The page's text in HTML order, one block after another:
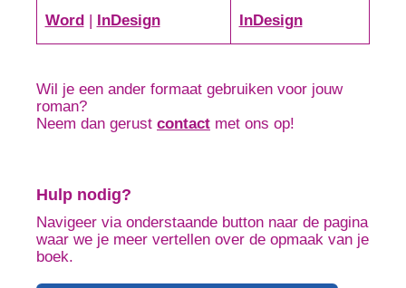
Word| InDesign
InDesign
Wil je een ander formaat gebruiken voor jouw
roman?
Neem dan gerust contact met ons op!
Hulp nodig?
Navigeer via onderstaande button naar de pagina
waar we je meer vertellen over de opmaak van je
boek.